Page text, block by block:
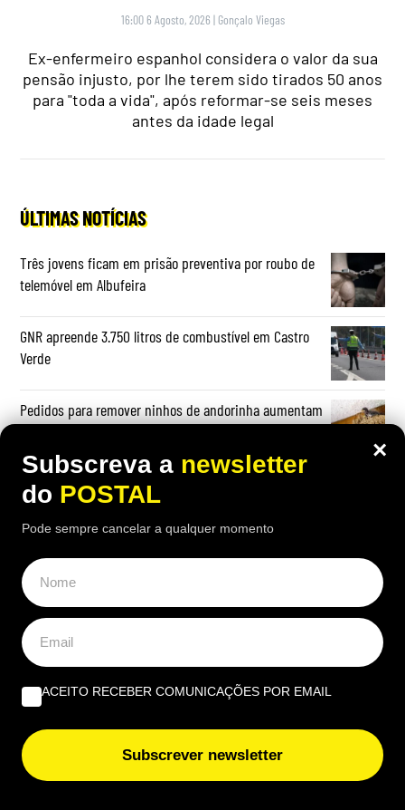
16:00 6 Agosto, 2026 | Gonçalo Viegas
Ex-enfermeiro espanhol considera o valor da sua
pensão injusto, por lhe terem sido tirados 50 anos
para "toda a vida", após reformar-se seis meses
antes da idade legal
ÚLTIMAS NOTÍCIAS
Três jovens ficam em prisão preventiva por roubo de
telemóvel em Albufeira
GNR apreende 3.750 litros de combustível em Castro
Verde
Pedidos para remover ninhos de andorinha aumentam
Algarve abre a rentrée política com Pontal, PS e IL
Governo lança estudo para valorizar resíduos e aliviar
aterros do Algarve
OPINIÃO
A marca Sporting em todo o mundo está a crescer atrás
de Ronaldo | Por Paulo Freitas do Amaral
×
Subscreva a newsletter
do POSTAL
Pode sempre cancelar a qualquer momento
ACEITO RECEBER COMUNICAÇÕES POR EMAIL
Subscrever newsletter